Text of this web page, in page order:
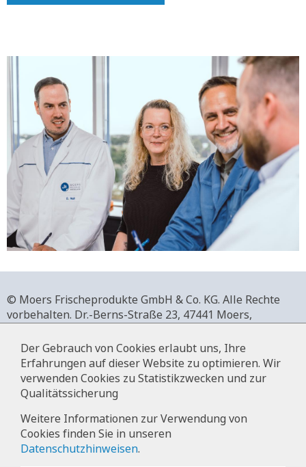
© Moers Frischeprodukte GmbH & Co. KG. Alle Rechte
vorbehalten. Dr.-Berns-Straße 23, 47441 Moers,
+49 2841 911-0,www.moers-frischeprodukte.de
Impressum
Datenschutz
Der Gebrauch von Cookies erlaubt uns, Ihre
Erfahrungen auf dieser Website zu optimieren. Wir
verwenden Cookies zu Statistikzwecken und zur
Qualitätssicherung
Weitere Informationen zur Verwendung von
Cookies finden Sie in unseren
Datenschutzhinweisen.